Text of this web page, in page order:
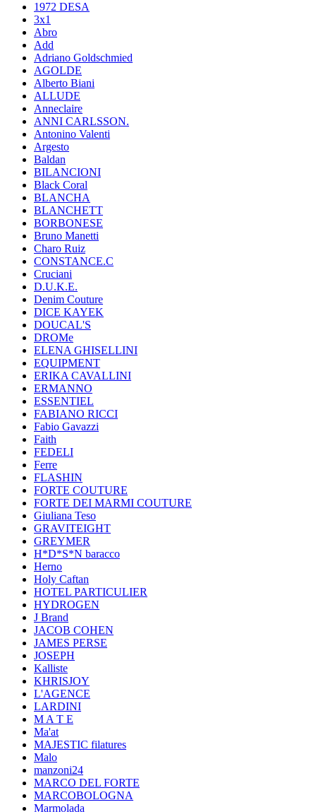
1972 DESA
3x1
Abro
Add
Adriano Goldschmied
AGOLDE
Alberto Biani
ALLUDE
Anneclaire
ANNI CARLSSON.
Antonino Valenti
Argesto
Baldan
BILANCIONI
Black Coral
BLANCHA
BLANCHETT
BORBONESE
Bruno Manetti
Charo Ruiz
CONSTANCE.C
Cruciani
D.U.K.E.
Denim Couture
DICE KAYEK
DOUCAL'S
DROMe
ELENA GHISELLINI
EQUIPMENT
ERIKA CAVALLINI
ERMANNO
ESSENTIEL
FABIANO RICCI
Fabio Gavazzi
Faith
FEDELI
Ferre
FLASHIN
FORTE COUTURE
FORTE DEI MARMI COUTURE
Giuliana Teso
GRAVITEIGHT
GREYMER
H*D*S*N baracco
Herno
Holy Caftan
HOTEL PARTICULIER
HYDROGEN
J Brand
JACOB COHEN
JAMES PERSE
JOSEPH
Kalliste
KHRISJOY
L'AGENCE
LARDINI
M A T E
Ma'at
MAJESTIC filatures
Malo
manzoni24
MARCO DEL FORTE
MARCOBOLOGNA
Marmolada